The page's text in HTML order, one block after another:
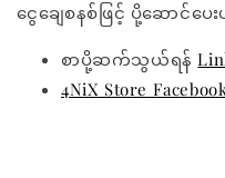
ငွေချေစနစ်ဖြင့် ပို့ဆောင်ပေ
စာပို့ဆက်သွယ်ရန်
4NiX Store